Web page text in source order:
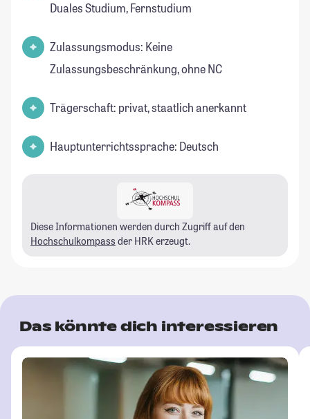
Duales Studium, Fernstudium
Zulassungsmodus: Keine
Zulassungsbeschränkung, ohne NC
Trägerschaft: privat, staatlich anerkannt
Hauptunterrichtssprache: Deutsch
Diese Informationen werden durch Zugriff auf den
Hochschulkompass der HRK erzeugt.
Das könnte dich interessieren